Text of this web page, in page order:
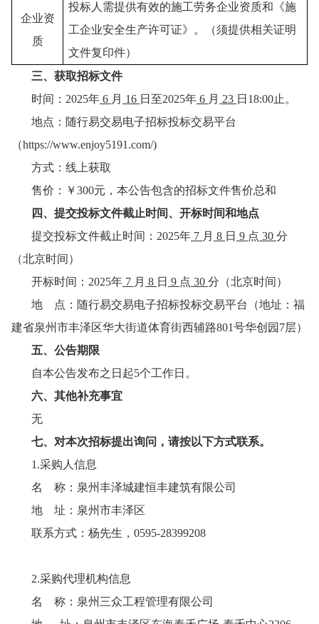
企业资
质
投标人需提供有效的施工劳务企业资质和《施
工企业安全生产许可证》。（须提供相关证明
文件复印件）
三、获取招标文件
时间： 2025年 6 月 16 日至2025年 6 月 23 日 18:00止 。
地点： 随行易交易电子招标投标交易平台
（https://www.enjoy5191.com/)
方式： 线上获取
售价：￥300元，本公告包含的招标文件售价总和
四、提交投标文件截止时间、开标时间和地点
提交投标文件截止时间： 2025年 7 月 8 日 9 点 30 分
（北京时间）
开标时间： 2025年 7 月 8 日 9 点 30 分 （北京时间）
地
点： 随行易交易电子招标投标交易平台
（地址：福
建省泉州市丰泽区华大街道体育街西辅路801号华创园7层）
五、公告期限
自本公告发布之日起5个工作日。
六、其他补充事宜
无
七、对本次招标提出询问，请按以下方式联系。
1.采购人信息
名
称： 泉州丰泽城建恒丰建筑有限公司
地
址： 泉州市丰泽区
联系方式： 杨先生， 0595-28399208
2.采购代理机构信息
名
称： 泉州三众工程管理有限公司